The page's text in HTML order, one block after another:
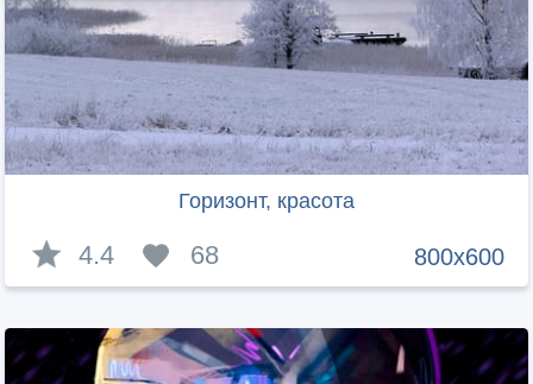
Горизонт, красота
800x600
4.4 68